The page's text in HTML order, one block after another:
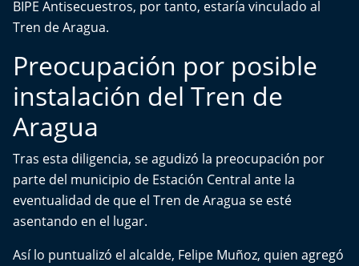
BIPE Antisecuestros, por tanto, estaría vinculado al
Tren de Aragua.
Preocupación por posible
instalación del Tren de
Aragua
Tras esta diligencia, se agudizó la preocupación por
parte del municipio de Estación Central ante la
eventualidad de que el Tren de Aragua se esté
asentando en el lugar.
Así lo puntualizó el alcalde, Felipe Muñoz, quien agregó